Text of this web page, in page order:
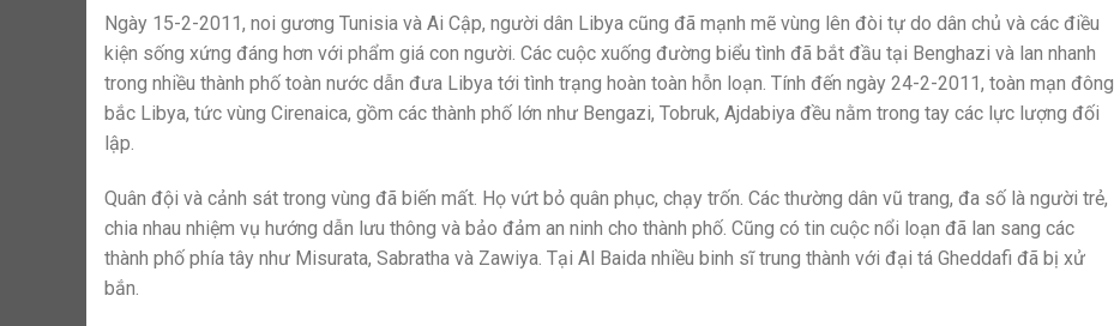
Ngày 15-2-2011, noi gương Tunisia và Ai Cập, người dân Libya cũng đã mạnh mẽ vùng lên đòi tự do dân chủ và các điều
kiện sống xứng đáng hơn với phẩm giá con người. Các cuộc xuống đường biểu tình đã bắt đầu tại Benghazi và lan nhanh
trong nhiều thành phố toàn nước dẫn đưa Libya tới tình trạng hoàn toàn hỗn loạn. Tính đến ngày 24-2-2011, toàn mạn đông
bắc Libya, tức vùng Cirenaica, gồm các thành phố lớn như Bengazi, Tobruk, Ajdabiya đều nằm trong tay các lực lượng đối
lập.
Quân đội và cảnh sát trong vùng đã biến mất. Họ vứt bỏ quân phục, chạy trốn. Các thường dân vũ trang, đa số là người trẻ,
chia nhau nhiệm vụ hướng dẫn lưu thông và bảo đảm an ninh cho thành phố. Cũng có tin cuộc nổi loạn đã lan sang các
thành phố phía tây như Misurata, Sabratha và Zawiya. Tại Al Baida nhiều binh sĩ trung thành với đại tá Gheddafi đã bị xử
bắn.